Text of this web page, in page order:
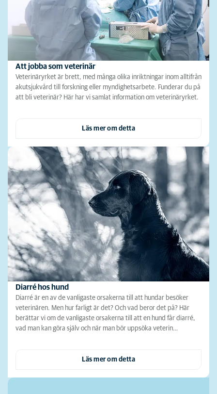
Att jobba som veterinär
Veterinäryrket är brett, med många olika inriktningar inom alltifrån
akutsjukvård till forskning eller myndighetsarbete. Funderar du på
att bli veterinär? Här har vi samlat information om veterinäryrket.
Läs mer om detta
Diarré hos hund
Diarré är en av de vanligaste orsakerna till att hundar besöker
veterinären. Men hur farligt är det? Och vad beror det på? Här
berättar vi om de vanligaste orsakerna till att en hund får diarré,
vad man kan göra själv och när man bör uppsöka veterin…
Läs mer om detta